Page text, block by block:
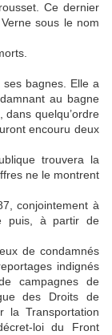
Ce dernier
sous le nom
bagnes. Elle a
au bagne
dans quelqu’ordre
encouru deux
trouvera la
ne le montrent
conjointement à
puis, à partir de
de condamnés
indignés
campagnes de
des Droits de
la Transportation
loi du Front